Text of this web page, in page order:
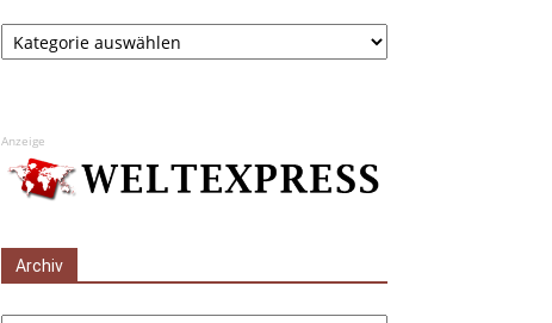
Kategorien
Anzeige
Archiv
Archiv